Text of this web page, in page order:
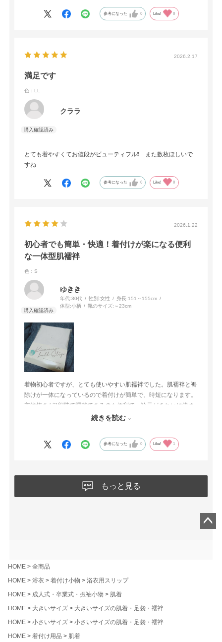
参考になった 0 Like! 0
2026.2.17
満足です
色：LL
クララ
とても着やすくてお値段がビューティフル❗️ また数枚ほしいで
すね
参考になった 0 Like! 0
2026.1.22
初心者でも簡単・快適！着付けが楽になる便利
な一体型肌襦袢
色：S
ゆきき
年代:30代 性別:女性 身長:151～155cm
体型:小柄 靴のサイズ: ～23cm
着物初心者ですが、とても使いやすい肌襦袢でした。肌襦袢と裾
除けが一体になっているので着付けが簡単で、時短になります。
衣紋抜きが3段階で調整できるのも便利で、衿元がきれいに決ま
り着崩れもしにくかったです。生地は綿混で肌触りが良く、洗濯
続きを読む
参考になった 0 Like! 1
もっと見る
HOME
全商品
HOME
浴衣 着付け小物
浴衣用スリップ
HOME
成人式・卒業式・振袖小物
肌着
HOME
大きいサイズ
大きいサイズの肌着・足袋・襦袢
HOME
小さいサイズ
小さいサイズの肌着・足袋・襦袢
HOME
着付け用品 肌着